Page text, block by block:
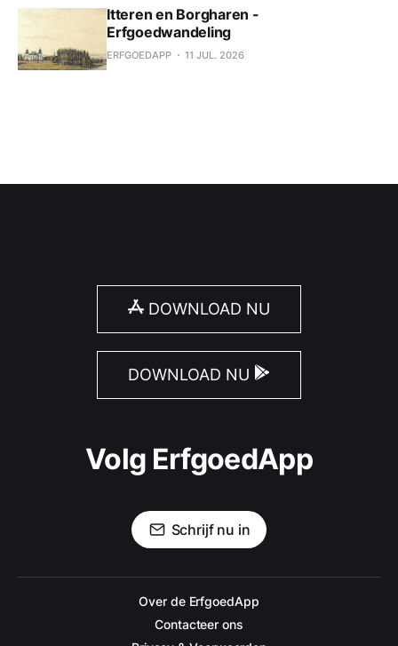
Itteren en Borgharen -
Erfgoedwandeling
ERFGOEDAPP 11 JUL. 2026
DOWNLOAD NU
DOWNLOAD NU
Volg ErfgoedApp
Schrijf nu in
Over de ErfgoedApp
Contacteer ons